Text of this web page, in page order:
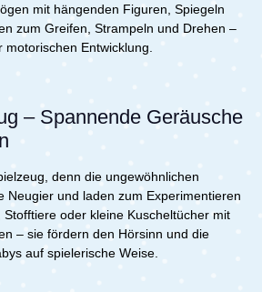
mit hängenden Figuren, Spiegeln
zum Greifen, Strampeln und Drehen –
Entwicklung.
– Spannende Geräusche
denn die ungewöhnlichen
Neugier und laden zum Experimentieren
oder kleine Kuscheltücher mit
– sie fördern den Hörsinn und die
auf spielerische Weise.